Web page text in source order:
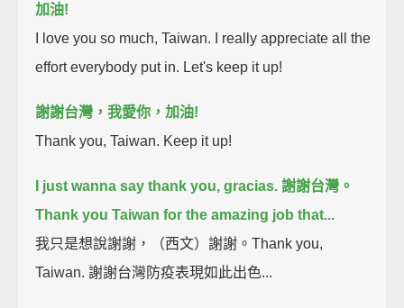
加油!
I love you so much, Taiwan. I really appreciate all the
effort everybody put in. Let's keep it up!
謝謝台灣，我愛你，加油!
Thank you, Taiwan. Keep it up!
I just wanna say thank you, gracias. 謝謝台灣。
Thank you Taiwan for the amazing job that...
我只是想說謝謝，（西文）謝謝。Thank you,
Taiwan. 謝謝台灣防疫表現如此出色...